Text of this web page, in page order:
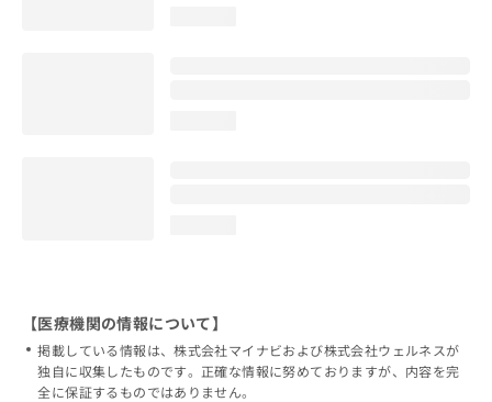
【医療機関の情報について】
掲載している情報は、株式会社マイナビおよび株式会社ウェルネスが
独自に収集したものです。正確な情報に努めておりますが、内容を完
全に保証するものではありません。